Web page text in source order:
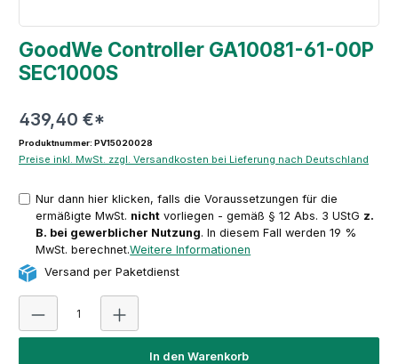
GoodWe Controller GA10081-61-00P
SEC1000S
439,40 €*
Produktnummer: PV15020028
Preise inkl. MwSt. zzgl. Versandkosten bei Lieferung nach Deutschland
Nur dann hier klicken, falls die Voraussetzungen für die
ermäßigte MwSt. nicht vorliegen - gemäß § 12 Abs. 3 UStG z.
B. bei gewerblicher Nutzung. In diesem Fall werden 19 %
MwSt. berechnet.Weitere Informationen
Versand per Paketdienst
In den Warenkorb